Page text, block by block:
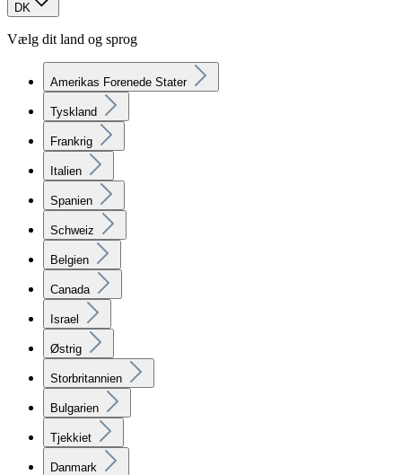
DK
Vælg dit land og sprog
Amerikas Forenede Stater
Tyskland
Frankrig
Italien
Spanien
Schweiz
Belgien
Canada
Israel
Østrig
Storbritannien
Bulgarien
Tjekkiet
Danmark